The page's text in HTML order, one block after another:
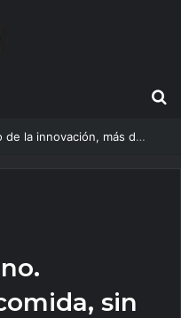
Salta se convierte en epicentro de la innovación, más de 600 personas ya participan del NOA Innova
sin